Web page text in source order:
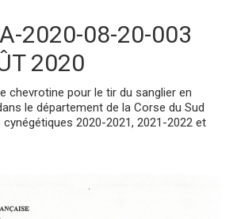
2020-08-20-003
2020
chevrotine pour le tir du sanglier en
le département de la Corse du Sud
2020-2021, 2021-2022 et